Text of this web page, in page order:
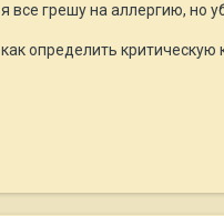
я все грешу на аллергию, но
как определить